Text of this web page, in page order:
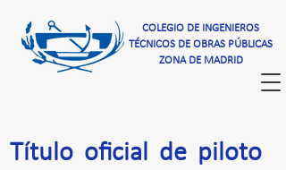
COLEGIO DE INGENIEROS
TÉCNICOS DE OBRAS PÚBLICAS
ZONA DE MADRID
Título oficial de piloto